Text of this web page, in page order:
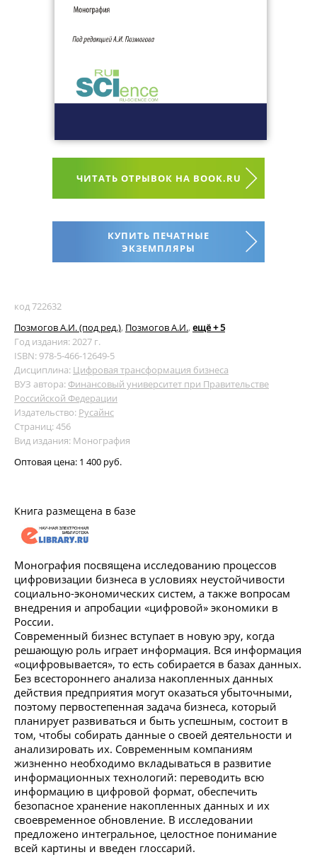
ЧИТАТЬ ОТРЫВОК НА BOOK.RU
КУПИТЬ ПЕЧАТНЫЕ
ЭКЗЕМПЛЯРЫ
код 722632
Позмогов А.И. (под ред.), Позмогов А.И., ещё + 5
Год издания: 2027 г.
ISBN: 978-5-466-12649-5
Дисциплина: Цифровая трансформация бизнеса
ВУЗ автора: Финансовый университет при Правительстве
Российской Федерации
Издательство: Русайнс
Страниц: 456
Вид издания: Монография
Оптовая цена: 1 400 руб.
Книга размещена в базе
Монография посвящена исследованию процессов
цифровизации бизнеса в условиях неустойчивости
социально-экономических систем, а также вопросам
внедрения и апробации «цифровой» экономики в
России.
Современный бизнес вступает в новую эру, когда
решающую роль играет информация. Вся информация
«оцифровывается», то есть собирается в базах данных.
Без всестороннего анализа накопленных данных
действия предприятия могут оказаться убыточными,
поэтому первостепенная задача бизнеса, который
планирует развиваться и быть успешным, состоит в
том, чтобы собирать данные о своей деятельности и
анализировать их. Современным компаниям
жизненно необходимо вкладываться в развитие
информационных технологий: переводить всю
информацию в цифровой формат, обеспечить
безопасное хранение накопленных данных и их
своевременное обновление. В исследовании
предложено интегральное, целостное понимание
всей картины и введен глоссарий.